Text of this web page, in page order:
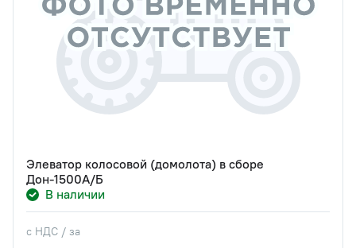
Элеватор колосовой (домолота) в сборе
Дон-1500А/Б
В наличии
с НДС / за